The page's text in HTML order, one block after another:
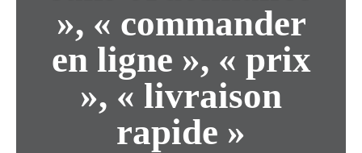
», « commander
en ligne », « prix
», « livraison
rapide »